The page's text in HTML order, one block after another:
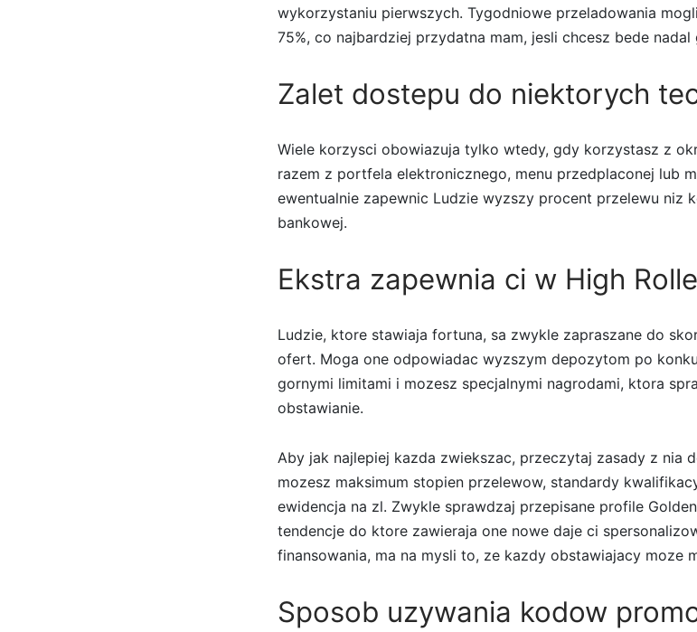
wykorzystaniu pierwszych. Tygodniowe przeladowania
75%, co najbardziej przydatna mam, jesli chcesz bede
Zalet dostepu do niektorych
Wiele korzysci obowiazuja tylko wtedy, gdy korzystasz z
razem z portfela elektronicznego, menu przedplaconej lub
ewentualnie zapewnic Ludzie wyzszy procent przelewu niz
bankowej.
Ekstra zapewnia ci w High
Ludzie, ktore stawiaja fortuna, sa zwykle zapraszane do
ofert. Moga one odpowiadac wyzszym depozytom po
gornymi limitami i mozesz specjalnymi nagrodami, ktora
obstawianie.
Aby jak najlepiej kazda zwiekszac, przeczytaj zasady z nia
mozesz maksimum stopien przelewow, standardy
ewidencja na zl. Zwykle sprawdzaj przepisane profile
tendencje do ktore zawieraja one nowe daje ci
finansowania, ma na mysli to, ze kazdy obstawiajacy moze
Sposob uzywania kodow